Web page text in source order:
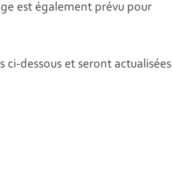
est également prévu pour
dessous et seront actualisées